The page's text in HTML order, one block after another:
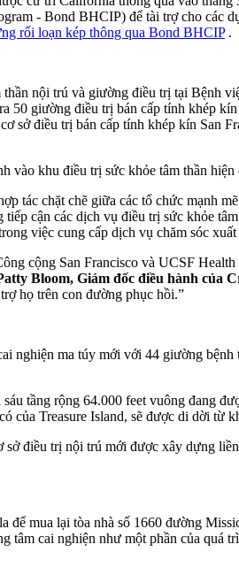
- Bond BHCIP) để tài trợ cho các
rối loạn kép thông qua Bond BHCIP.
nội trú và giường điều trị tại Bệnh
50 giường điều trị bán cấp tính khép
sở điều trị bán cấp tính khép kín San
vào khu điều trị sức khỏe tâm thần
tác chặt chẽ giữa các tổ chức mạnh
cận các dịch vụ điều trị sức khỏe
việc cung cấp dịch vụ chăm sóc
cộng San Francisco và UCSF
Bloom, Giám đốc điều hành của
họ trên con đường phục hồi.”
ma túy mới với 44 giường
tầng rộng 64.000 feet vuông đang
của Treasure Island, sẽ được di dời từ
điều trị nội trú mới được xây dựng
mua lại tòa nhà số 1660 đường
cai nghiện như một phần của quá